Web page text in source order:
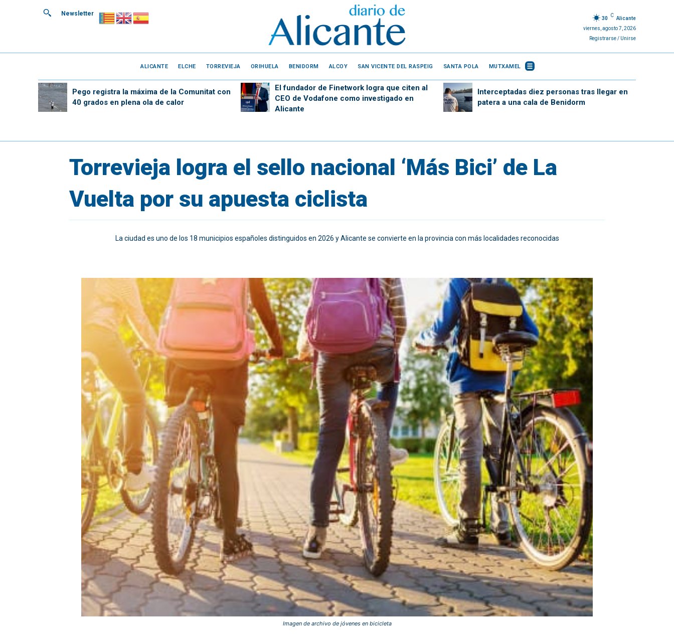
Newsletter
30
C
Alicante
viernes, agosto 7, 2026
Registrarse / Unirse
ALICANTE ELCHE TORREVIEJA ORIHUELA BENIDORM ALCOY SAN VICENTE DEL RASPEIG SANTA POLA MUTXAMEL
Pego registra la máxima de la Comunitat con
40 grados en plena ola de calor
El fundador de Finetwork logra que citen al
CEO de Vodafone como investigado en
Alicante
Interceptadas diez personas tras llegar en
patera a una cala de Benidorm
Torrevieja logra el sello nacional ‘Más Bici’ de La
Vuelta por su apuesta ciclista
La ciudad es uno de los 18 municipios españoles distinguidos en 2026 y Alicante se convierte en la provincia con más localidades reconocidas
Imagen de archivo de jóvenes en bicicleta